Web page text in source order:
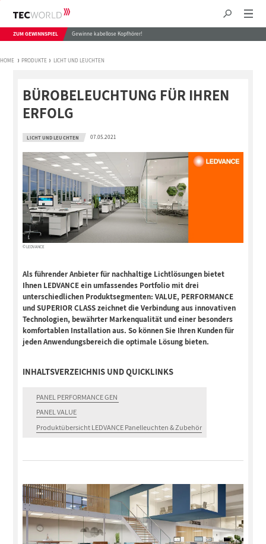
ZUM GEWINNSPIEL Gewinne kabellose Kopfhörer!
HOME PRODUKTE LICHT UND LEUCHTEN
BÜROBELEUCHTUNG FÜR IHREN
ERFOLG
LICHT UND LEUCHTEN 07.05.2021
© LEDVANCE
Als führender Anbieter für nachhaltige Lichtlösungen bietet
Ihnen LEDVANCE ein umfassendes Portfolio mit drei
unterschiedlichen Produktsegmenten: VALUE, PERFORMANCE
und SUPERIOR CLASS zeichnet die Verbindung aus innovativen
Technologien, bewährter Markenqualität und einer besonders
komfortablen Installation aus. So können Sie Ihren Kunden für
jeden Anwendungsbereich die optimale Lösung bieten.
INHALTSVERZEICHNIS UND QUICKLINKS
PANEL PERFORMANCE GEN
PANEL VALUE
Produktübersicht LEDVANCE Panelleuchten & Zubehör